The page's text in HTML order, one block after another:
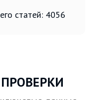
статей: 4056